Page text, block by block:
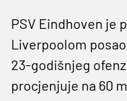
PSV Eindhoven je
Liverpoolom
23-godišnjeg
procjenjuje na 60